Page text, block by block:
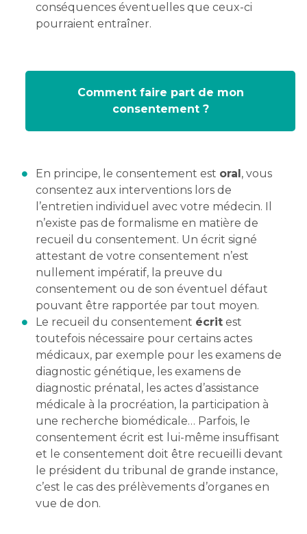
conséquences éventuelles que ceux-ci
pourraient entraîner.
Comment faire part de mon
consentement ?
En principe, le consentement est oral , vous
consentez aux interventions lors de
l’entretien individuel avec votre médecin. Il
n’existe pas de formalisme en matière de
recueil du consentement. Un écrit signé
attestant de votre consentement n’est
nullement impératif, la preuve du
consentement ou de son éventuel défaut
pouvant être rapportée par tout moyen.
Le recueil du consentement écrit est
toutefois nécessaire pour certains actes
médicaux, par exemple pour les examens de
diagnostic génétique, les examens de
diagnostic prénatal, les actes d’assistance
médicale à la procréation, la participation à
une recherche biomédicale… Parfois, le
consentement écrit est lui-même insuffisant
et le consentement doit être recueilli devant
le président du tribunal de grande instance,
c’est le cas des prélèvements d’organes en
vue de don.